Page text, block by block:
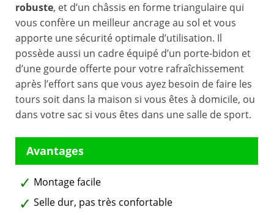
robuste, et d’un châssis en forme triangulaire qui
vous confère un meilleur ancrage au sol et vous
apporte une sécurité optimale d’utilisation. Il
possède aussi un cadre équipé d’un porte-bidon et
d’une gourde offerte pour votre rafraîchissement
après l’effort sans que vous ayez besoin de faire les
tours soit dans la maison si vous êtes à domicile, ou
dans votre sac si vous êtes dans une salle de sport.
Montage facile
Selle dur, pas très confortable